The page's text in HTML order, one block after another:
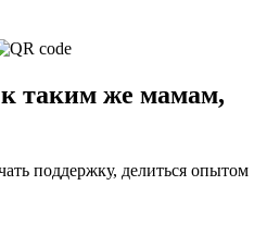
к таким же мамам,
поддержку, делиться опытом